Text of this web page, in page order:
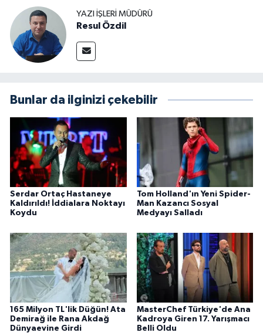
YAZI İŞLERI MÜDÜRÜ
Resul Özdil
Bunlar da ilginizi çekebilir
Serdar Ortaç Hastaneye
Kaldırıldı! İddialara Noktayı
Koydu
Tom Holland'ın Yeni Spider-
Man Kazancı Sosyal
Medyayı Salladı
165 Milyon TL'lik Düğün! Ata
Demirağ ile Rana Akdağ
Dünyaevine Girdi
MasterChef Türkiye'de Ana
Kadroya Giren 17. Yarışmacı
Belli Oldu